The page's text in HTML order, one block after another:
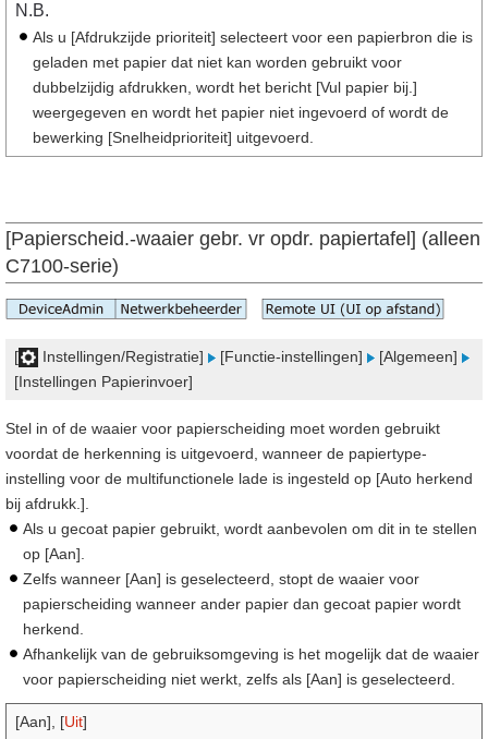
N.B.
Als u [Afdrukzijde prioriteit] selecteert voor een papierbron die is
geladen met papier dat niet kan worden gebruikt voor
dubbelzijdig afdrukken, wordt het bericht [Vul papier bij.]
weergegeven en wordt het papier niet ingevoerd of wordt de
bewerking [Snelheidprioriteit] uitgevoerd.
[Papierscheid.-waaier gebr. vr opdr. papiertafel] (alleen
C7100-serie)
[ Instellingen/Registratie] [Functie-instellingen]
[Algemeen]
[Instellingen Papierinvoer]
Stel in of de waaier voor papierscheiding moet worden gebruikt
voordat de herkenning is uitgevoerd, wanneer de papiertype-
instelling voor de multifunctionele lade is ingesteld op [Auto herkend
bij afdrukk.].
Als u gecoat papier gebruikt, wordt aanbevolen om dit in te stellen
op [Aan].
Zelfs wanneer [Aan] is geselecteerd, stopt de waaier voor
papierscheiding wanneer ander papier dan gecoat papier wordt
herkend.
Afhankelijk van de gebruiksomgeving is het mogelijk dat de waaier
voor papierscheiding niet werkt, zelfs als [Aan] is geselecteerd.
[Aan], [Uit]